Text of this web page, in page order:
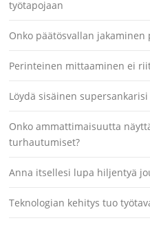
työtapojaan
Onko päätösvallan
Perinteinen mittaaminen ei
Löydä sisäinen supersankarisi
Onko ammattimaisuutta
turhautumiset?
Anna itsellesi lupa hiljentyä
Teknologian kehitys tuo